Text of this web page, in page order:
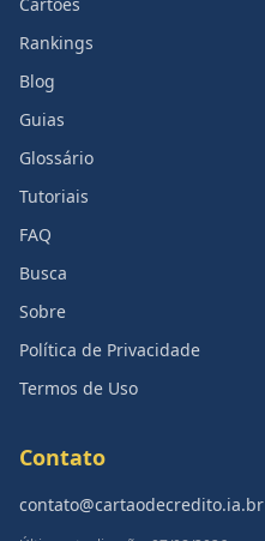
Rankings
Blog
Guias
Glossário
Tutoriais
FAQ
Busca
Sobre
Política de Privacidade
Termos de Uso
Contato
contato@cartaodecredito.ia.br